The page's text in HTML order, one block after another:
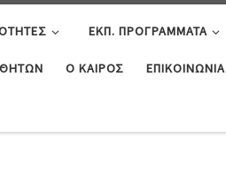
ΕΚΠ. ΠΡΟΓΡΆΜΜΑΤΑ
Ο ΚΑΙΡΌΣ ΕΠΙΚΟΙΝΩΝΊΑ